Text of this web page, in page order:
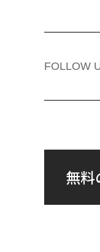
FOLLOW
無